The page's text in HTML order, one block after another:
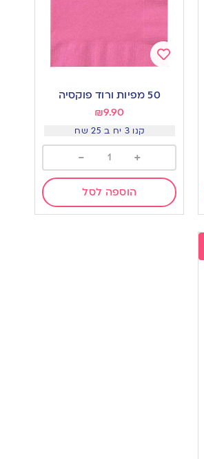
50 מפיות ורוד פוקסיה
₪9.90
קנו 3 יח ב 25 שח
+
-
הוספה לסל